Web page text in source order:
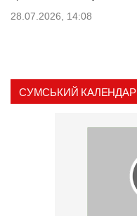
28.07.2026, 14:08
СУМСЬКИЙ КАЛЕНДАР